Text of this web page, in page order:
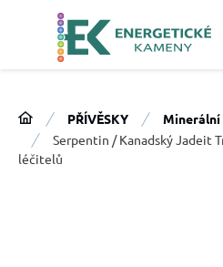
PŘÍVĚSKY
Serpentin / Kanadský Jadeit
léčitelů